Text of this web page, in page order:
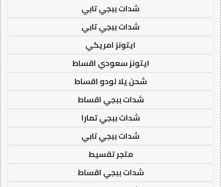
شدات ببجي تابي
شدات ببجي تابي
ايتونز امريكي
ايتونز سعودي اقساط
شحن يلا لودو اقساط
شدات ببجي اقساط
شدات ببجي تمارا
شدات ببجي تابي
متجر تقسيط
شدات ببجي اقساط